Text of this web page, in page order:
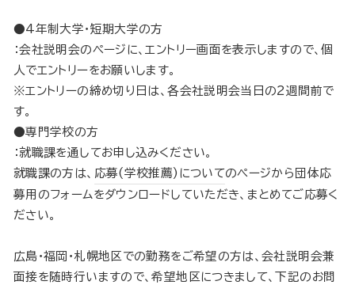
●4年制大学・短期大学の方
：会社説明会のページに、エントリー画面を表示しますので、個
人でエントリーをお願いします。
※エントリーの締め切り日は、各会社説明会当日の2週間前で
す。
●専門学校の方
：就職課を通してお申し込みください。
就職課の方は、 応募(学校推薦)についてのページから団体応
募用のフォームをダウンロードしていただき、まとめてご応募く
ださい。
広島・福岡・札幌地区での勤務をご希望の方は、会社説明会兼
面接を随時行いますので、希望地区につきまして、下記のお問